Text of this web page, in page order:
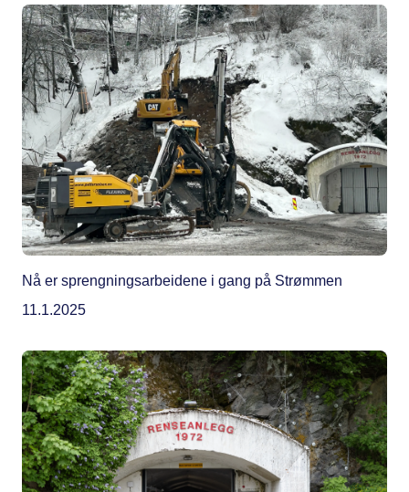
Nå er sprengningsarbeidene i gang på Strømmen
11.1.2025